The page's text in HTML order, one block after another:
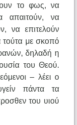
το φως, να
απαιτούν, να
να επιτελούν
τούτα με σκοπό
δηλαδή η
του Θεού.
– λέει ο
πάντα τα
του υιού